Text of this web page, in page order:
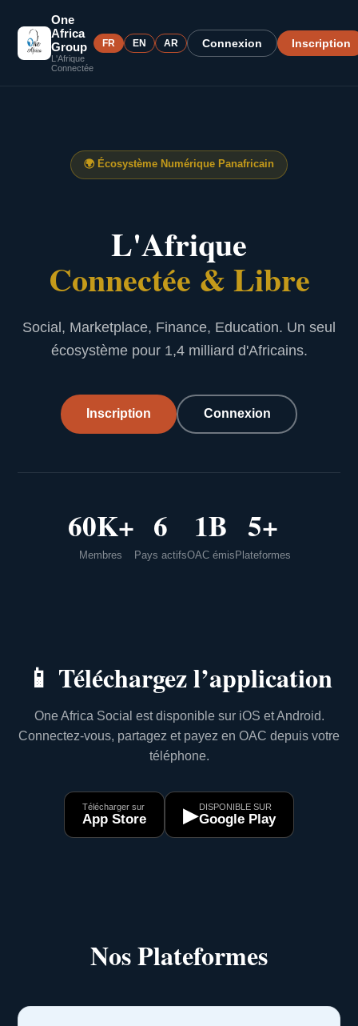
One
Africa
Group
L'Afrique
Connectée
FR EN AR Connexion Inscription
🌍 Écosystème Numérique Panafricain
L'Afrique
Connectée & Libre
Social, Marketplace, Finance, Education. Un seul
écosystème pour 1,4 milliard d'Africains.
Inscription Connexion
60K+
Membres
6
Pays actifs
1B
OAC émis
5+
Plateformes
📱 Téléchargez l’application
One Africa Social est disponible sur iOS et Android.
Connectez-vous, partagez et payez en OAC depuis votre
téléphone.
Télécharger sur
App Store ▶DISPONIBLE SUR
Google Play
Nos Plateformes